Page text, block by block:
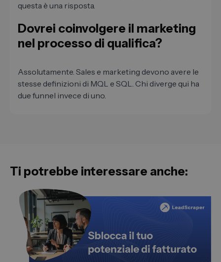
questa è una risposta.
Dovrei coinvolgere il marketing
nel processo di qualifica?
Assolutamente. Sales e marketing devono avere le
stesse definizioni di MQL e SQL. Chi diverge qui ha
due funnel invece di uno.
Ti potrebbe interessare anche: